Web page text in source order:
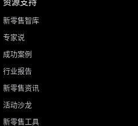
新零售智库
专家说
成功案例
行业报告
新零售资讯
活动沙龙
新零售工具